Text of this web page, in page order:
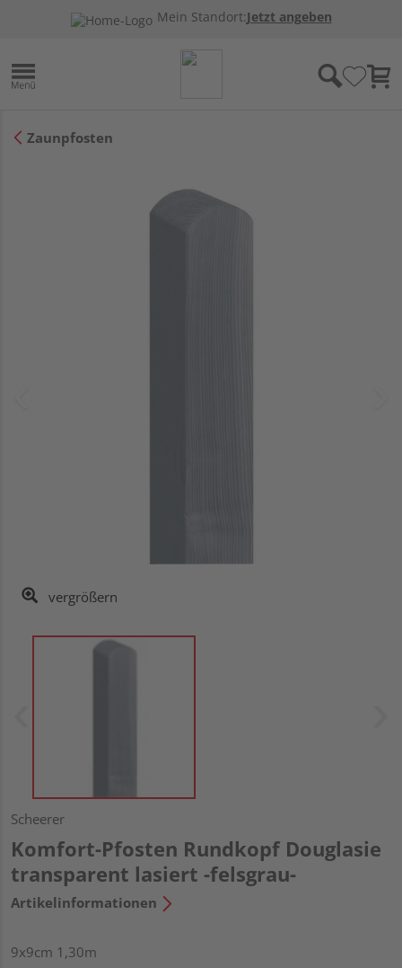
Mein Standort:Jetzt angeben
Zaunpfosten
vergrößern
Scheerer
Komfort-Pfosten Rundkopf Douglasie
transparent lasiert -felsgrau-
Artikelinformationen
9x9cm 1,30m